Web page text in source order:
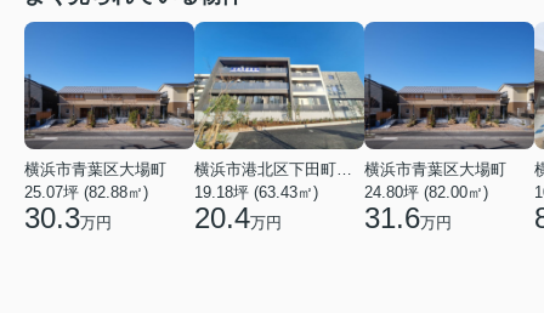
横浜市青葉区大場町
25.07坪 (82.88㎡)
30.3万円
19.18坪 (63.43㎡)
20.4万円
横浜市青葉区大場町
24.80坪 (82.00㎡)
31.6万円